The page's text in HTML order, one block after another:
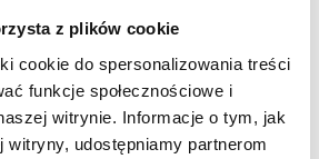
z plików cookie
cookie do spersonalizowania treści
funkcje społecznościowe i
witrynie. Informacje o tym, jak
udostępniamy partnerom
R E K L A M A